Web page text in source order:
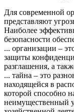
Для современной
представляют
Наиболее
безопасности
... организации –
защиты
разглашения, а
... тайна – это
находящейся в
которой способно
неимущественный